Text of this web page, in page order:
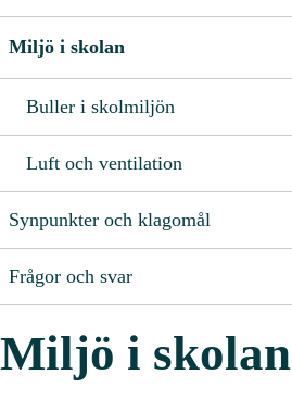
Miljö i skolan
Buller i skolmiljön
Luft och ventilation
Synpunkter och klagomål
Frågor och svar
Miljö i skolan